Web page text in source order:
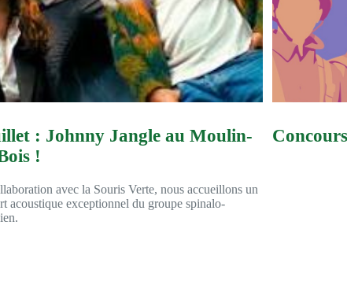
: Johnny Jangle au Moulin-
!
avec la Souris Verte, nous accueillons un
acoustique exceptionnel du groupe spinalo-